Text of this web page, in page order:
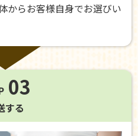
からお客様自身でお選びい
03
する